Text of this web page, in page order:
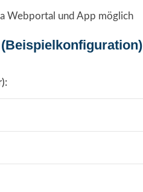
Webportal und App möglich